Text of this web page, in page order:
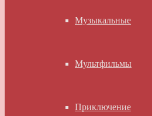
Музыкальные
Мультфильмы
Приключение